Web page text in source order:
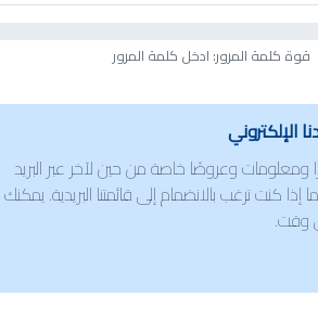
قوة كلمة المرور: ادخل كلمة المرور
الإلكتروني
ومعلومات وعروضًا خاصة من حين لآخر عبر البريد
إذا كنت ترغب بالانضمام إلى قائمتنا البريدية. يمكنك
وقت.